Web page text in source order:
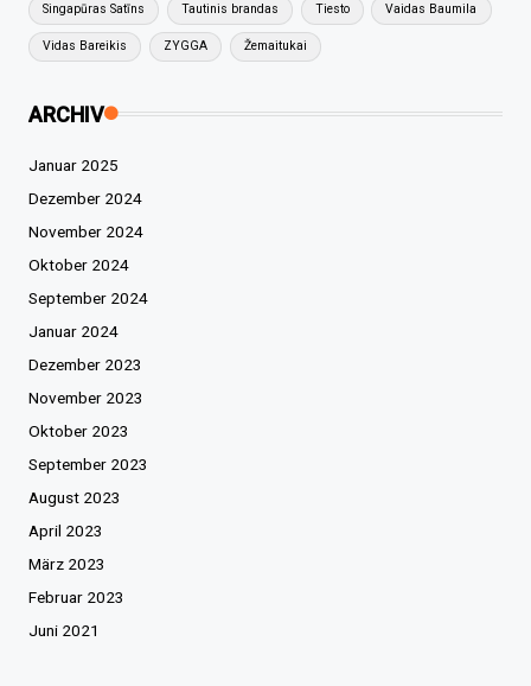
Singapūras Satīns Tautinis brandas Tiesto Vaidas Baumila
Vidas Bareikis ZYGGA Žemaitukai
ARCHIV
Januar 2025
Dezember 2024
November 2024
Oktober 2024
September 2024
Januar 2024
Dezember 2023
November 2023
Oktober 2023
September 2023
August 2023
April 2023
März 2023
Februar 2023
Juni 2021